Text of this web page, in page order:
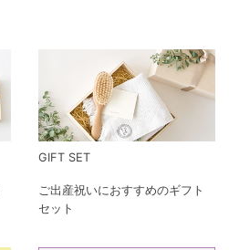
GIFT SET
ご出産祝いにおすすめのギフト
セット